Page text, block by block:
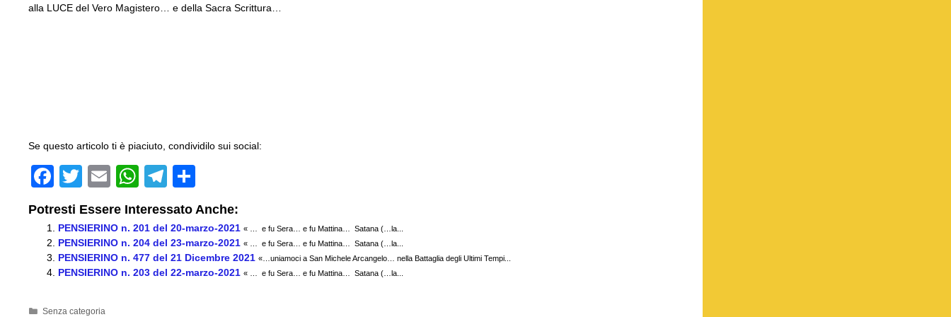
alla LUCE del Vero Magistero… e della Sacra Scrittura…
Se questo articolo ti è piaciuto, condividilo sui social:
F
c
e
b
o
T
wi
tt
er
E
m
ail
W
at
s
A
T
el
e
gr
a
o
n
di
vi
Potresti Essere Interessato Anche:
PENSIERINO n. 201 del 20-marzo-2021 « … e fu Sera… e fu Mattina… Satana (…la...
PENSIERINO n. 204 del 23-marzo-2021 « … e fu Sera… e fu Mattina… Satana (…la...
PENSIERINO n. 477 del 21 Dicembre 2021 «…uniamoci a San Michele Arcangelo… nella Battaglia degli Ultimi Tempi...
PENSIERINO n. 203 del 22-marzo-2021 « … e fu Sera… e fu Mattina… Satana (…la...
Categorie
Senza categoria